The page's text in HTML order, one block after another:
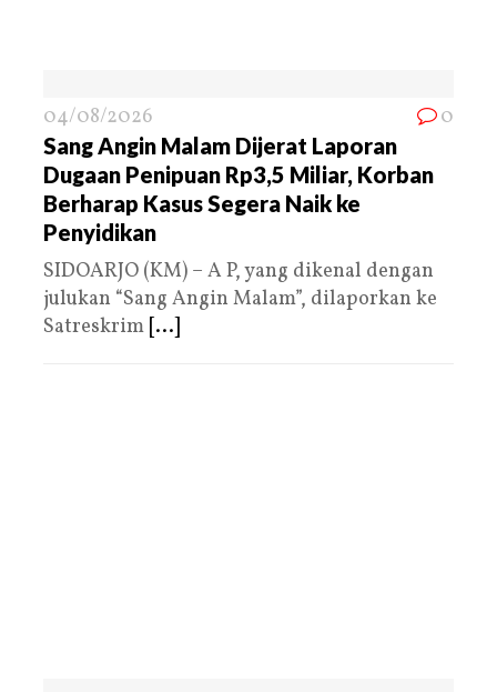
04/08/2026 0
Sang Angin Malam Dijerat Laporan
Dugaan Penipuan Rp3,5 Miliar, Korban
Berharap Kasus Segera Naik ke
Penyidikan
SIDOARJO (KM) – A P, yang dikenal dengan
julukan “Sang Angin Malam”, dilaporkan ke
Satreskrim [...]